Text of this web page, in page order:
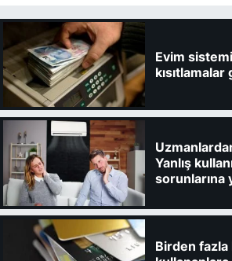
Evim
Yanlış
sorunlarına
Birden fazla